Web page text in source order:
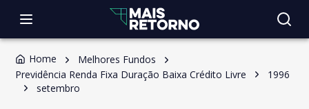
Home
Melhores Fundos
Previdência Renda Fixa Duração Baixa Crédito Livre
1996
setembro